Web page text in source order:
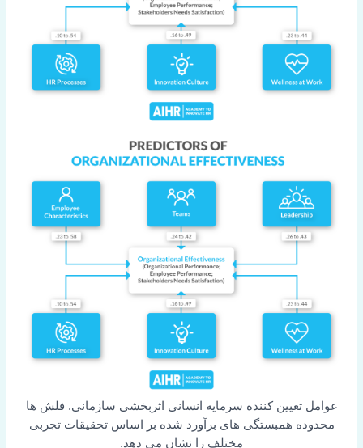
عوامل تعیین کننده سرمایه انسانی اثربخشی سازمانی. فلش ها
محدوده همبستگی های برآورد شده بر اساس تحقیقات تجربی
مختلف را نشان می دهد.